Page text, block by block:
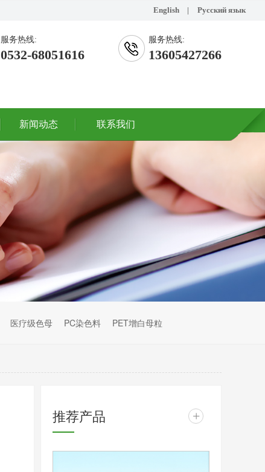
English | Русский язык
服务热线:
0532-68051616
服务热线:
13605427266
新闻动态 联系我们
医疗级色母 PC染色料 PET增白母粒
推荐产品 +